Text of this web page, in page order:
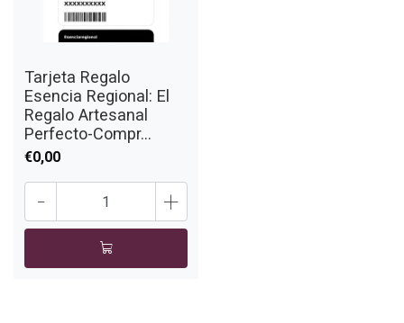
Tarjeta Regalo
Esencia Regional: El
Regalo Artesanal
Perfecto-Compr...
€0,00
- +